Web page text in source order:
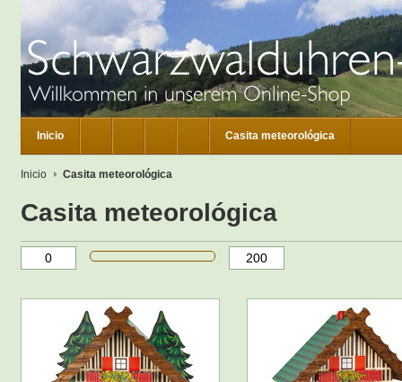
Inicio Casita meteorológica
Inicio Casita meteorológica
Casita meteorológica